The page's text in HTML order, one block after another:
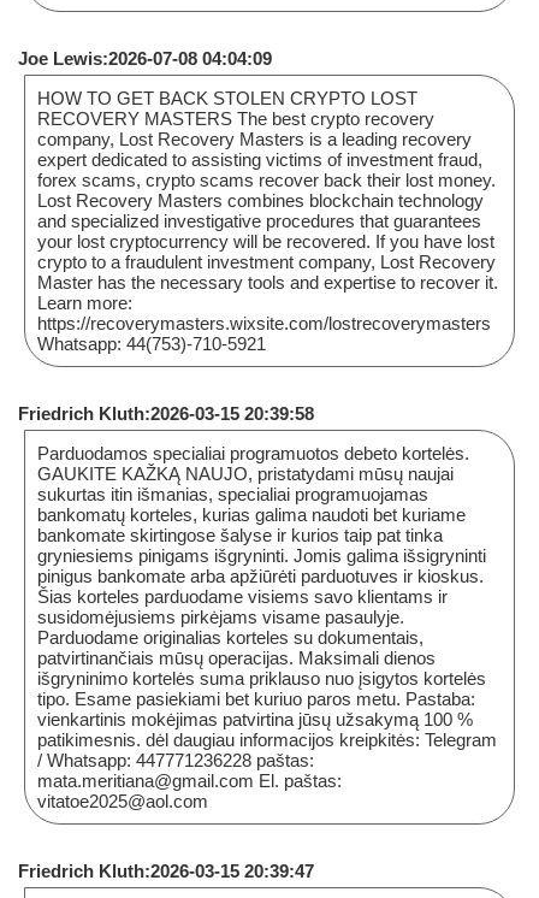
Joe Lewis:2026-07-08 04:04:09
HOW TO GET BACK STOLEN CRYPTO LOST
RECOVERY MASTERS The best crypto recovery
company, Lost Recovery Masters is a leading recovery
expert dedicated to assisting victims of investment fraud,
forex scams, crypto scams recover back their lost money.
Lost Recovery Masters combines blockchain technology
and specialized investigative procedures that guarantees
your lost cryptocurrency will be recovered. If you have lost
crypto to a fraudulent investment company, Lost Recovery
Master has the necessary tools and expertise to recover it.
Learn more:
https://recoverymasters.wixsite.com/lostrecoverymasters
Whatsapp: 44(753)-710-5921
Friedrich Kluth:2026-03-15 20:39:58
Parduodamos specialiai programuotos debeto kortelės.
GAUKITE KAŽKĄ NAUJO, pristatydami mūsų naujai
sukurtas itin išmanias, specialiai programuojamas
bankomatų korteles, kurias galima naudoti bet kuriame
bankomate skirtingose ​​šalyse ir kurios taip pat tinka
gryniesiems pinigams išgryninti. Jomis galima išsigryninti
pinigus bankomate arba apžiūrėti parduotuves ir kioskus.
Šias korteles parduodame visiems savo klientams ir
susidomėjusiems pirkėjams visame pasaulyje.
Parduodame originalias korteles su dokumentais,
patvirtinančiais mūsų operacijas. Maksimali dienos
išgryninimo kortelės suma priklauso nuo įsigytos kortelės
tipo. Esame pasiekiami bet kuriuo paros metu. Pastaba:
vienkartinis mokėjimas patvirtina jūsų užsakymą 100 %
patikimesnis. dėl daugiau informacijos kreipkitės: Telegram
/ Whatsapp: 447771236228 paštas:
mata.meritiana@gmail.com El. paštas:
vitatoe2025@aol.com
Friedrich Kluth:2026-03-15 20:39:47